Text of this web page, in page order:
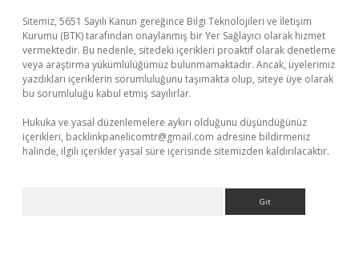
Sitemiz, 5651 Sayılı Kanun gereğince Bilgi Teknolojileri ve İletişim
Kurumu (BTK) tarafından onaylanmış bir Yer Sağlayıcı olarak hizmet
vermektedir. Bu nedenle, sitedeki içerikleri proaktif olarak denetleme
veya araştırma yükümlülüğümüz bulunmamaktadır. Ancak, üyelerimiz
yazdıkları içeriklerin sorumluluğunu taşımakta olup, siteye üye olarak
bu sorumluluğu kabul etmiş sayılırlar.
Hukuka ve yasal düzenlemelere aykırı olduğunu düşündüğünüz
içerikleri, backlinkpanelicomtr@gmail.com adresine bildirmeniz
halinde, ilgili içerikler yasal süre içerisinde sitemizden kaldırılacaktır.